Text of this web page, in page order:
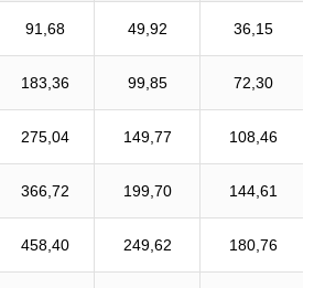
91,68 49,92 36,15
183,36 99,85 72,30
275,04 149,77 108,46
366,72 199,70 144,61
458,40 249,62 180,76